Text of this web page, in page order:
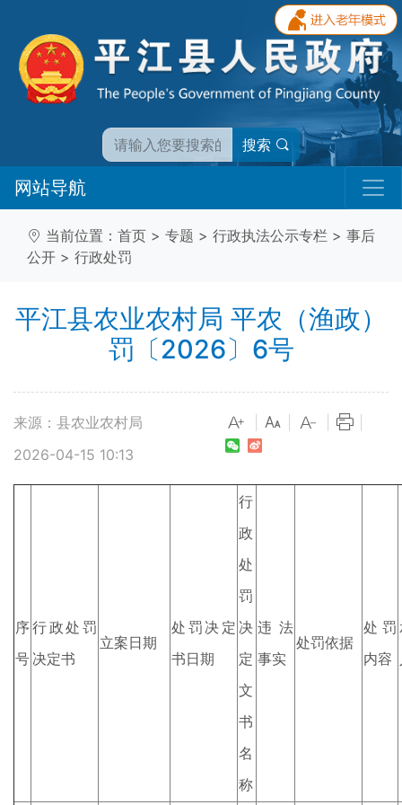
搜索
网站导航
当前位置： 首页 > 专题 > 行政执法公示专栏 > 事后
公开 > 行政处罚
平江县农业农村局 平农（渔政）
罚〔2026〕6号
来源：县农业农村局
2026-04-15 10:13
序
号
行政处罚
决定书
立案日期
处罚决定
书日期
行
政
处
罚
决
定
文
书
名
称
违法
事实
处罚依据
处罚
内容